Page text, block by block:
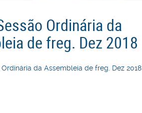
Ordinária da
de freg. Dez 2018
da Assembleia de freg. Dez 2018